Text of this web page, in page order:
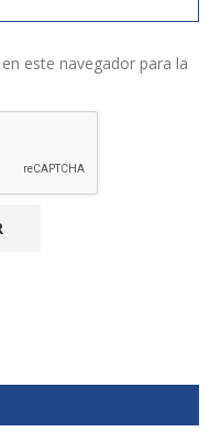
este navegador para la